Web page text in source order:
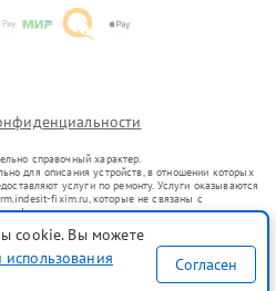
справочный характер.
для описания устройств, в отношении которых
услуги по ремонту. Услуги оказываются
fixim.ru, которые не связаны с
официальными представителями.
в гражданский оборот в соответствии
цели индивидуализации услуг или введения
о предоставляемых услугах по
cookie. Вы можете
Согласен